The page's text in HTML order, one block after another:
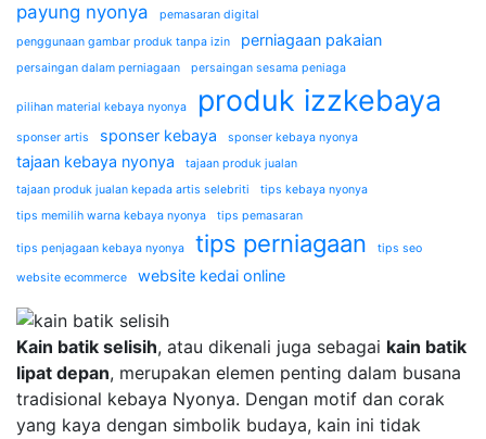
payung nyonya
pemasaran digital
penggunaan gambar produk tanpa izin
perniagaan pakaian
persaingan dalam perniagaan persaingan sesama peniaga
pilihan material kebaya nyonya produk izzkebaya
sponser artis sponser kebaya sponser kebaya nyonya
tajaan kebaya nyonya
tajaan produk jualan
tajaan produk jualan kepada artis selebriti
tips kebaya nyonya
tips memilih warna kebaya nyonya
tips pemasaran
tips penjagaan kebaya nyonya tips perniagaan tips seo
website ecommerce website kedai online
Kain batik selisih, atau dikenali juga sebagai kain batik
lipat depan, merupakan elemen penting dalam busana
tradisional kebaya Nyonya. Dengan motif dan corak
yang kaya dengan simbolik budaya, kain ini tidak